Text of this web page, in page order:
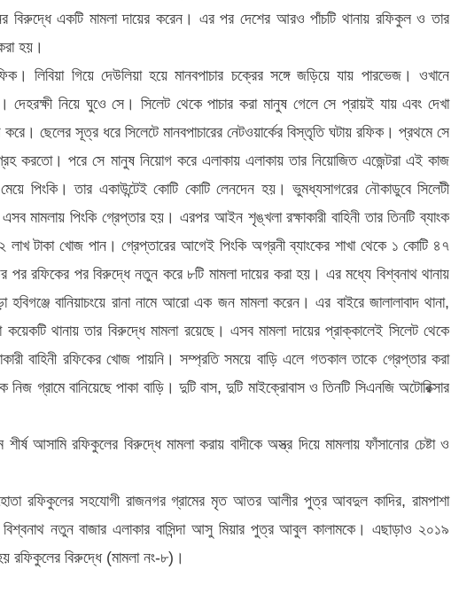
বিরুদ্ধে একটি মামলা দায়ের করেন। এর পর দেশের আরও পাঁচটি থানায় রফিকুল ও তার
হয়।
লিবিয়া গিয়ে দেউলিয়া হয়ে মানবপাচার চক্রের সঙ্গে জড়িয়ে যায় পারভেজ। ওখানে
দেহরক্ষী নিয়ে ঘুওে সে। সিলেট থেকে পাচার করা মানুষ গেলে সে প্রায়ই যায় এবং দেখা
করে। ছেলের সূত্র ধরে সিলেটে মানবপাচারের নেটওয়ার্কের বিস্তৃতি ঘটায় রফিক। প্রথমে সে
করতো। পরে সে মানুষ নিয়োগ করে এলাকায় এলাকায় তার নিয়োজিত এজেন্টরা এই কাজ
পিংকি। তার একাউন্টেই কোটি কোটি লেনদেন হয়। ভুমধ্যসাগরের নৌকাডুবে সিলেটী
মামলায় পিংকি গ্রেপ্তার হয়। এরপর আইন শৃঙ্খলা রক্ষাকারী বাহিনী তার তিনটি ব্যাংক
লাখ টাকা খোজ পান। গ্রেপ্তারের আগেই পিংকি অগ্রনী ব্যাংকের শাখা থেকে ১ কোটি ৪৭
পর রফিকের পর বিরুদ্ধে নতুন করে ৮টি মামলা দায়ের করা হয়। এর মধ্যে বিশ্বনাথ থানায়
বানিয়াচংয়ে রানা নামে আরো এক জন মামলা করেন। এর বাইরে জালালাবাদ থানা,
থানায় তার বিরুদ্ধে মামলা রয়েছে। এসব মামলা দায়ের প্রাক্কালেই সিলেট থেকে
বাহিনী রফিকের খোজ পায়নি। সম্প্রতি সময়ে বাড়ি এলে গতকাল তাকে গ্রেপ্তার করা
নিজ গ্রামে বানিয়েছে পাকা বাড়ি। দুটি বাস, দুটি মাইক্রোবাস ও তিনটি সিএনজি অটোরিক্সার
আসামি রফিকুলের বিরুদ্ধে মামলা করায় বাদীকে অস্ত্র দিয়ে মামলায় ফাঁসানোর চেষ্টা ও
রফিকুলের সহযোগী রাজনগর গ্রামের মৃত আতর আলীর পুত্র আবদুল কাদির, রামপাশা
নতুন বাজার এলাকার বাসিন্দা আসু মিয়ার পুত্র আবুল কালামকে। এছাড়াও ২০১৯
রফিকুলের বিরুদ্ধে (মামলা নং-৮)।